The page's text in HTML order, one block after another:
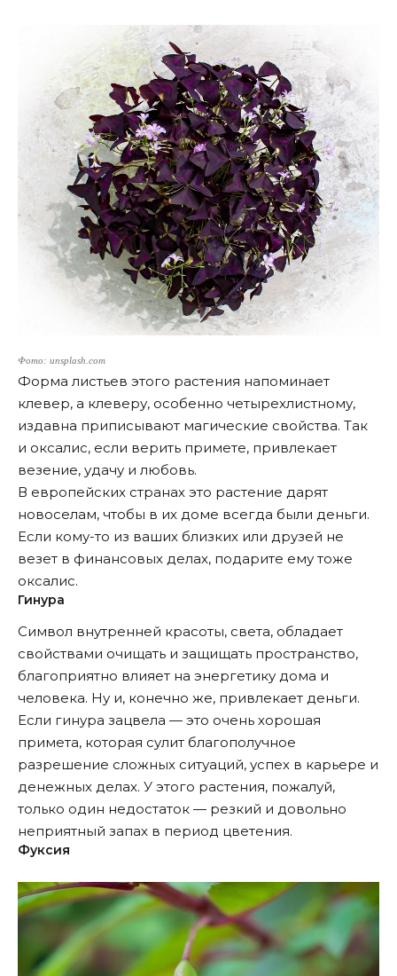
Фото: unsplash.com
Форма листьев этого растения напоминает
клевер, а клеверу, особенно четырехлистному,
издавна приписывают магические свойства. Так
и оксалис, если верить примете, привлекает
везение, удачу и любовь.
В европейских странах это растение дарят
новоселам, чтобы в их доме всегда были деньги.
Если кому-то из ваших близких или друзей не
везет в финансовых делах, подарите ему тоже
оксалис.
Гинура
Символ внутренней красоты, света, обладает
свойствами очищать и защищать пространство,
благоприятно влияет на энергетику дома и
человека. Ну и, конечно же, привлекает деньги.
Если гинура зацвела — это очень хорошая
примета, которая сулит благополучное
разрешение сложных ситуаций, успех в карьере и
денежных делах. У этого растения, пожалуй,
только один недостаток — резкий и довольно
неприятный запах в период цветения.
Фуксия